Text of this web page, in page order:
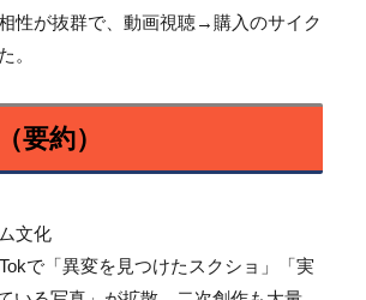
性が抜群で、動画視聴→ 購入のサイク
。
要約）
文化
で「異変を見つけたスクショ」「実